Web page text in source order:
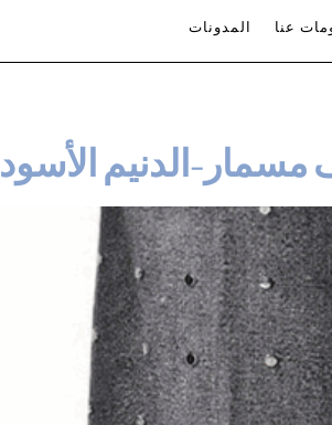
عنا المدونات
الدنيم الأسود